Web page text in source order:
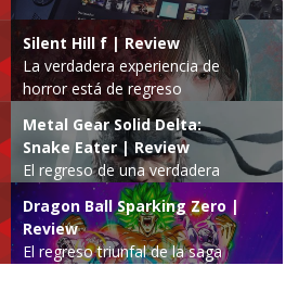
Silent Hill f | Review
La verdadera experiencia de
horror está de regreso
Metal Gear Solid Delta:
Snake Eater | Review
El regreso de una verdadera
leyenda
Dragon Ball Sparking Zero |
Review
El regreso triunfal de la saga